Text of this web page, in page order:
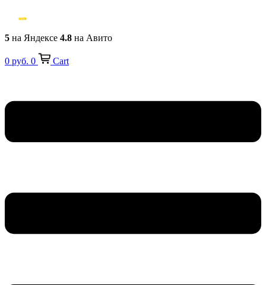
5 на Яндексе 4.8 на Авито
0 руб. 0 Cart